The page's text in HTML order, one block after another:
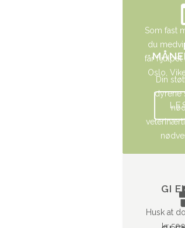
Din
dyrene
Som fast
du
får hjulpet
Oslo,
GI
Husk at